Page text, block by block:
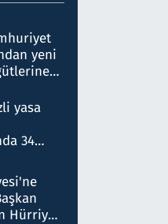
yeni
kararı
yasa
34
Hürriyet